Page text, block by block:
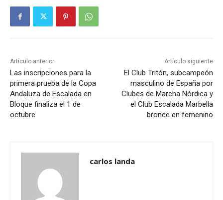
Artículo anterior
Las inscripciones para la
primera prueba de la Copa
Andaluza de Escalada en
Bloque finaliza el 1 de
octubre
Artículo siguiente
El Club Tritón, subcampeón
masculino de España por
Clubes de Marcha Nórdica y
el Club Escalada Marbella
bronce en femenino
carlos landa